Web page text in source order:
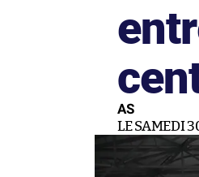
AS
LE SAMEDI